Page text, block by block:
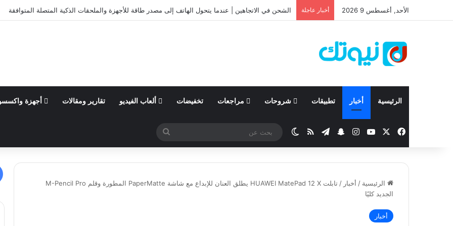
الأحد, أغسطس 9 2026 أخبار عاجلة نيسان تعلن نتائجها المالية للربع الأول من السنة المالية 2026 وتؤكد توقعاتها المالية للعام
الرئيسية أخبار تطبيقات شروحات مراجعات تخفيضات ألعاب الفيديو تقارير ومقالات أجهزة
فيسبوك ‫YouTubeانستقرامسناب تشات
تيلقرامملخص الموقع RSS
الوضع المظلم
بحث
عن
الرئيسية / أخبار /
تابلت HUAWEI MatePad 12 X يطلق العنان للإبداع مع شاشة PaperMatte المطورة وقلم M-Pencil Pro
الجديد كليًا
أخبار